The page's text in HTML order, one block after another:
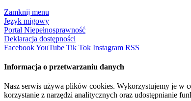
Zamknij menu
Język migowy
Portal Niepełnosprawność
Deklaracja dostępności
FacebookYouTube Tik Tok Instagram RSS
Informacja o przetwarzaniu danych
Nasz serwis używa plików cookies. Wykorzystujemy je w
korzystanie z narzędzi analitycznych oraz udostępnianie